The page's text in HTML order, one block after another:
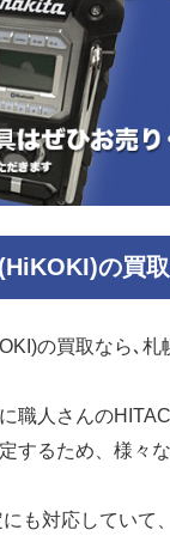
の買
の買取なら､札
職人さんの
するため、様々
も対応していて